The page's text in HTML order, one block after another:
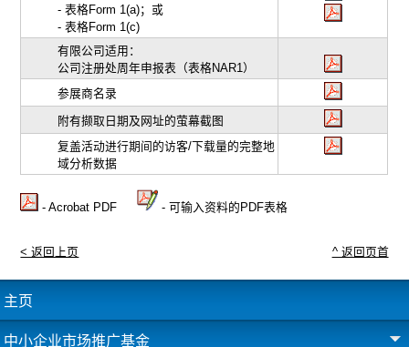
- 表格Form 1(a)；或
- 表格Form 1(c)
有限公司适用：
公司注册处周年申报表（表格NAR1）
参展商名录
附有撷取日期及网址的萤幕截图
复盖活动进行期间的访客/下载量的完整地
域分析数据
- Acrobat PDF - 可输入资料的PDF表格
< 返回上页 ^ 返回页首
主页
中小企业市场推广基金